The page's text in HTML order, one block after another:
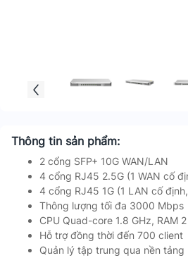
Thông tin sản phẩm:
2 cổng SFP+ 10G WAN/LAN
4 cổng RJ45 2.5G (1 WAN cố
4 cổng RJ45 1G (1 LAN cố
Thông lượng tối đa 3000 Mbps
CPU Quad-core 1.8 GHz, RAM 2
Hỗ trợ đồng thời đến 700 client
Quản lý tập trung qua nền tảng